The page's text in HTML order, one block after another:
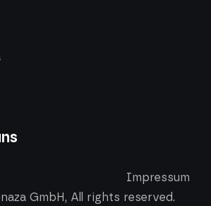
Impressum
GmbH, All rights reserved.